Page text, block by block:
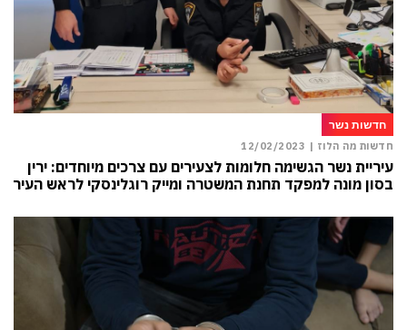
חדשות נשר
חדשות מה הלוז | 12/02/2023
עיריית נשר הגשימה חלומות לצעירים עם צרכים מיוחדים: ירין
בסון מונה למפקד תחנת המשטרה ומייק רוגלינסקי לראש העיר